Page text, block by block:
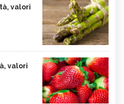
valori
valori